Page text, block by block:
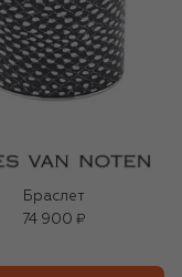
Браслет
74 900 ₽